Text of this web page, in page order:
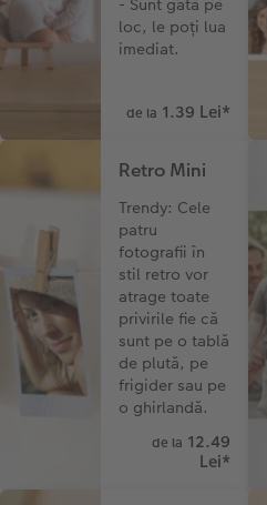
loc, le poți lua
imediat.
de la 1.39 Lei*
Retro Mini
Trendy: Cele
patru
fotografii în
stil retro vor
atrage toate
privirile fie că
sunt pe o tablă
de plută, pe
frigider sau pe
o ghirlandă.
de la 12.49
Lei*